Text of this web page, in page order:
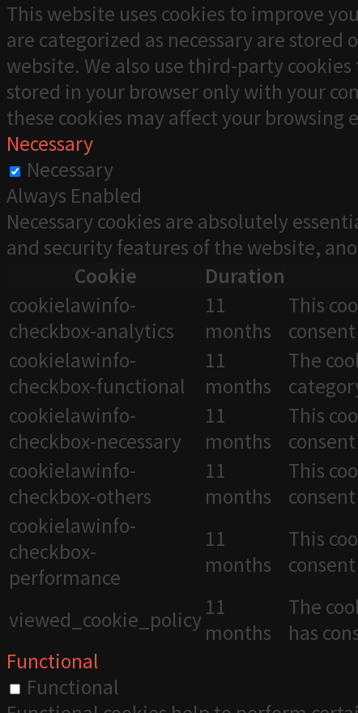
This website uses cookies to improve
are categorized as necessary are
website. We also use third-party
stored in your browser only with your
these cookies may affect your browsing
Necessary
Necessary
Always Enabled
Necessary cookies are absolutely
and security features of the website,
Cookie
Duration
cookielawinfo-
checkbox-analytics
11
months
This
cookielawinfo-
checkbox-functional
11
months
The
cookielawinfo-
checkbox-necessary
11
months
This
cookielawinfo-
checkbox-others
11
months
This
cookielawinfo-
checkbox-
performance
11
months
This
viewed_cookie_policy 11
months
The
has
Functional
Functional